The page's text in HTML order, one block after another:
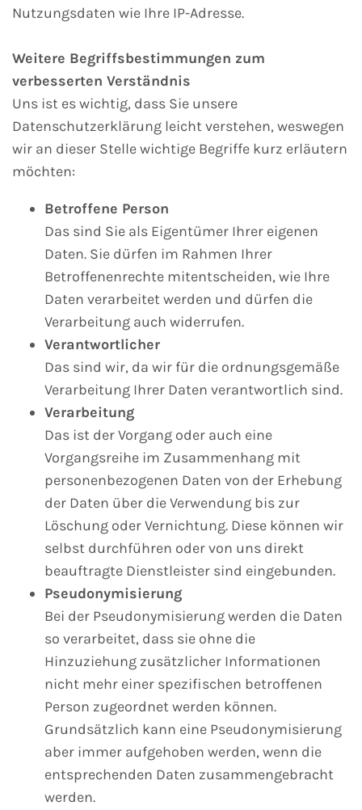
Nutzungsdaten wie Ihre IP-Adresse.
Weitere Begriffsbestimmungen zum
verbesserten Verständnis
Uns ist es wichtig, dass Sie unsere
Datenschutzerklärung leicht verstehen, weswegen
wir an dieser Stelle wichtige Begriffe kurz erläutern
möchten:
Betroffene Person
Das sind Sie als Eigentümer Ihrer eigenen
Daten. Sie dürfen im Rahmen Ihrer
Betroffenenrechte mitentscheiden, wie Ihre
Daten verarbeitet werden und dürfen die
Verarbeitung auch widerrufen.
Verantwortlicher
Das sind wir, da wir für die ordnungsgemäße
Verarbeitung Ihrer Daten verantwortlich sind.
Verarbeitung
Das ist der Vorgang oder auch eine
Vorgangsreihe im Zusammenhang mit
personenbezogenen Daten von der Erhebung
der Daten über die Verwendung bis zur
Löschung oder Vernichtung. Diese können wir
selbst durchführen oder von uns direkt
beauftragte Dienstleister sind eingebunden.
Pseudonymisierung
Bei der Pseudonymisierung werden die Daten
so verarbeitet, dass sie ohne die
Hinzuziehung zusätzlicher Informationen
nicht mehr einer spezifischen betroffenen
Person zugeordnet werden können.
Grundsätzlich kann eine Pseudonymisierung
aber immer aufgehoben werden, wenn die
entsprechenden Daten zusammengebracht
werden.